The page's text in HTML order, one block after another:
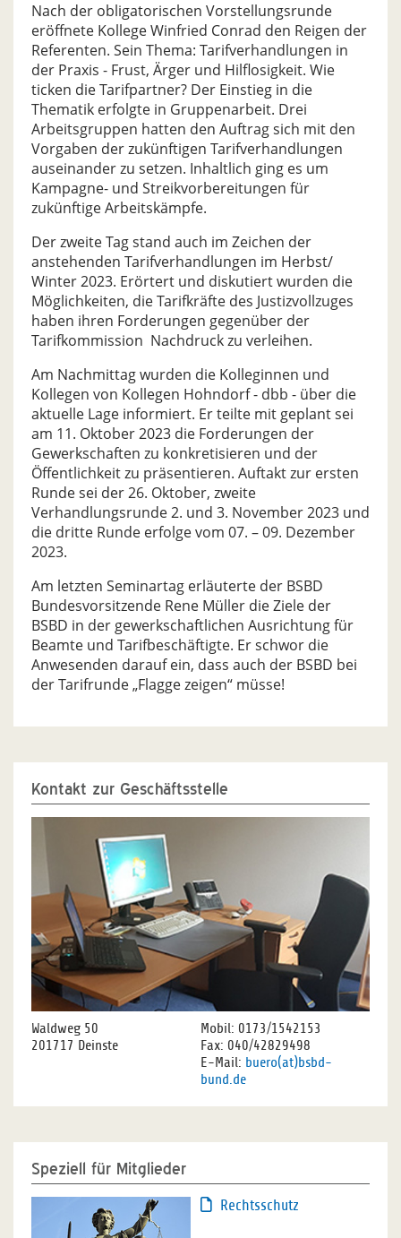
Nach der obligatorischen Vorstellungsrunde
eröffnete Kollege Winfried Conrad den Reigen der
Referenten. Sein Thema: Tarifverhandlungen in
der Praxis - Frust, Ärger und Hilflosigkeit. Wie
ticken die Tarifpartner? Der Einstieg in die
Thematik erfolgte in Gruppenarbeit. Drei
Arbeitsgruppen hatten den Auftrag sich mit den
Vorgaben der zukünftigen Tarifverhandlungen
auseinander zu setzen. Inhaltlich ging es um
Kampagne- und Streikvorbereitungen für
zukünftige Arbeitskämpfe.
Der zweite Tag stand auch im Zeichen der
anstehenden Tarifverhandlungen im Herbst/
Winter 2023. Erörtert und diskutiert wurden die
Möglichkeiten, die Tarifkräfte des Justizvollzuges
haben ihren Forderungen gegenüber der
Tarifkommission Nachdruck zu verleihen.
Am Nachmittag wurden die Kolleginnen und
Kollegen von Kollegen Hohndorf - dbb - über die
aktuelle Lage informiert. Er teilte mit geplant sei
am 11. Oktober 2023 die Forderungen der
Gewerkschaften zu konkretisieren und der
Öffentlichkeit zu präsentieren. Auftakt zur ersten
Runde sei der 26. Oktober, zweite
Verhandlungsrunde 2. und 3. November 2023 und
die dritte Runde erfolge vom 07. – 09. Dezember
2023.
Am letzten Seminartag erläuterte der BSBD
Bundesvorsitzende Rene Müller die Ziele der
BSBD in der gewerkschaftlichen Ausrichtung für
Beamte und Tarifbeschäftigte. Er schwor die
Anwesenden darauf ein, dass auch der BSBD bei
der Tarifrunde „Flagge zeigen“ müsse!
Kontakt zur Geschäftsstelle
Waldweg 50
201717 Deinste
Mobil: 0173/1542153
Fax: 040/42829498
E-Mail: buero(at)bsbd-
bund.de
Speziell für Mitglieder
Rechtsschutz